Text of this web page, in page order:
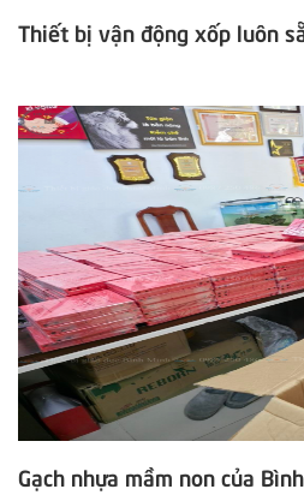
Thiết bị vận động xốp luôn
Gạch nhựa mầm non của